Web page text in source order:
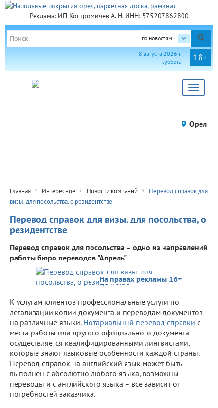
Реклама: ИП Костромичев А. Н. ИНН: 575207862800
по новостям
18+
8 августа 2026 г.
суббота
Toggle
Орел
Главная Интересное Новости компаний
Перевод справок для
визы, для посольства, о резидентстве
Перевод справок для визы, для посольства, о
резидентстве
Перевод справок для посольства – одно из направлений
работы бюро переводов "Апрель".
На правах рекламы 16+
К услугам клиентов профессиональные услуги по
легализации копии документа и переводам документов
на различные языки. Нотариальный перевод справки с
места работы или другого официального документа
осуществляется квалифицированными лингвистами,
которые знают языковые особенности каждой страны.
Перевод справок на английский язык может быть
выполнен с абсолютно любого языка, возможны
переводы и с английского языка – все зависит от
потребностей заказчика.